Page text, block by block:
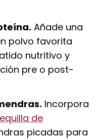
Añade una
polvo favorita
nutritivo y
pre o post-
Incorpora
de
picadas para